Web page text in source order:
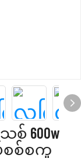
600w
ပ်စစ်စကူ